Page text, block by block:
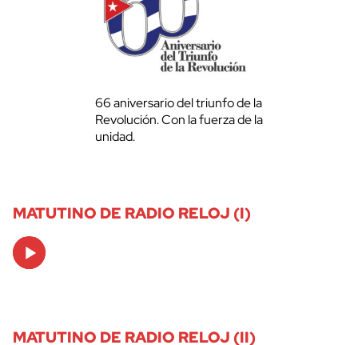
66 aniversario del triunfo de la
Revolución. Con la fuerza de la
unidad.
MATUTINO DE RADIO RELOJ (I)
Audio
Player
MATUTINO DE RADIO RELOJ (II)